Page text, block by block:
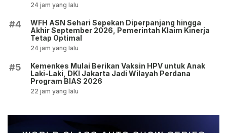
24 jam yang lalu
#4
WFH ASN Sehari Sepekan Diperpanjang hingga
Akhir September 2026, Pemerintah Klaim Kinerja
Tetap Optimal
24 jam yang lalu
#5
Kemenkes Mulai Berikan Vaksin HPV untuk Anak
Laki-Laki, DKI Jakarta Jadi Wilayah Perdana
Program BIAS 2026
22 jam yang lalu